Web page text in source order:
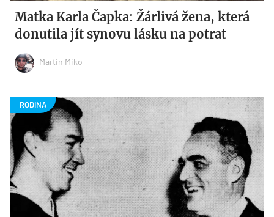
Matka Karla Čapka: Žárlivá žena, která
donutila jít synovu lásku na potrat
Martin Miko